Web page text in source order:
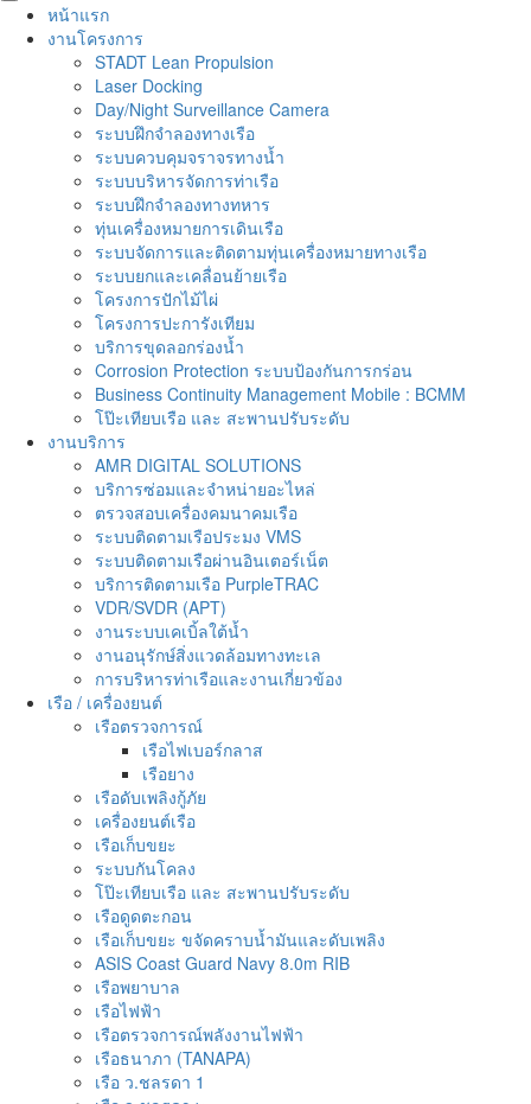
หน้าแรก
งานโครงการ
STADT Lean Propulsion
Laser Docking
Day/Night Surveillance Camera
ระบบฝึกจำลองทางเรือ
ระบบควบคุมจราจรทางน้ำ
ระบบบริหารจัดการท่าเรือ
ระบบฝึกจำลองทางทหาร
ทุ่นเครื่องหมายการเดินเรือ
ระบบจัดการและติดตามทุ่นเครื่องหมายทางเรือ
ระบบยกและเคลื่อนย้ายเรือ
โครงการปักไม้ไผ่
โครงการปะการังเทียม
บริการขุดลอกร่องน้ำ
Corrosion Protection ระบบป้องกันการกร่อน
Business Continuity Management Mobile : BCMM
โป๊ะเทียบเรือ และ สะพานปรับระดับ
งานบริการ
AMR DIGITAL SOLUTIONS
บริการซ่อมและจำหน่ายอะไหล่
ตรวจสอบเครื่องคมนาคมเรือ
ระบบติดตามเรือประมง VMS
ระบบติดตามเรือผ่านอินเตอร์เน็ต
บริการติดตามเรือ PurpleTRAC
VDR/SVDR (APT)
งานระบบเคเบิ้ลใต้น้ำ
งานอนุรักษ์สิ่งแวดล้อมทางทะเล
การบริหารท่าเรือและงานเกี่ยวข้อง
เรือ / เครื่องยนต์
เรือตรวจการณ์
เรือไฟเบอร์กลาส
เรือยาง
เรือดับเพลิงกู้ภัย
เครื่องยนต์เรือ
เรือเก็บขยะ
ระบบกันโคลง
โป๊ะเทียบเรือ และ สะพานปรับระดับ
เรือดูดตะกอน
เรือเก็บขยะ ขจัดคราบน้ำมันและดับเพลิง
ASIS Coast Guard Navy 8.0m RIB
เรือพยาบาล
เรือไฟฟ้า
เรือตรวจการณ์พลังงานไฟฟ้า
เรือธนาภา (TANAPA)
เรือ ว.ชลรดา 1